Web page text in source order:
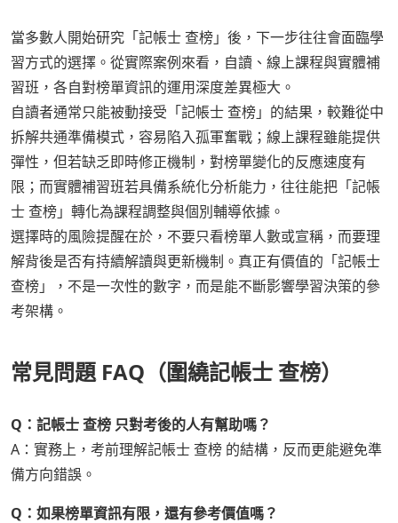
當多數人開始研究「記帳士 查榜」後，下一步往往會面臨學
習方式的選擇。從實際案例來看，自讀、線上課程與實體補
習班，各自對榜單資訊的運用深度差異極大。
自讀者通常只能被動接受「記帳士 查榜」的結果，較難從中
拆解共通準備模式，容易陷入孤軍奮戰；線上課程雖能提供
彈性，但若缺乏即時修正機制，對榜單變化的反應速度有
限；而實體補習班若具備系統化分析能力，往往能把「記帳
士 查榜」轉化為課程調整與個別輔導依據。
選擇時的風險提醒在於，不要只看榜單人數或宣稱，而要理
解背後是否有持續解讀與更新機制。真正有價值的「記帳士
查榜」，不是一次性的數字，而是能不斷影響學習決策的參
考架構。
常見問題 FAQ（圍繞記帳士 查榜）
Q：記帳士 查榜 只對考後的人有幫助嗎？
A：實務上，考前理解記帳士 查榜 的結構，反而更能避免準
備方向錯誤。
Q：如果榜單資訊有限，還有參考價值嗎？